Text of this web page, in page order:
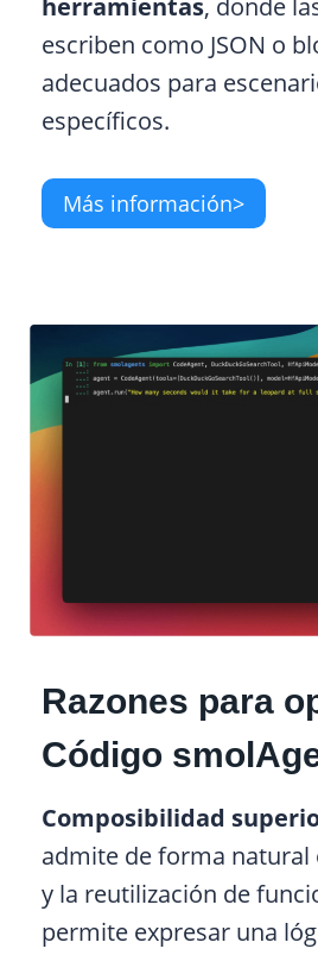
escriben como JSON o
adecuados para
específicos.
Más información>
Razones para
Código
Composibilidad
admite de forma natural
y la reutilización de
permite expresar una